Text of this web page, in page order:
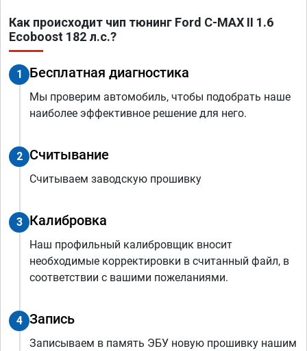
Как происходит чип тюнинг Ford C-MAX II 1.6
Ecoboost 182 л.с.?
1 Бесплатная диагностика
Мы проверим автомобиль, чтобы подобрать наше
наиболее эффективное решение для него.
2 Считывание
Считываем заводскую прошивку
3 Калибровка
Наш профильный калибровщик вносит
необходимые корректировки в считанный файл, в
соответствии с вашими пожеланиями.
4 Запись
Записываем в память ЭБУ новую прошивку нашим